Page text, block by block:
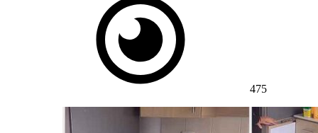
475